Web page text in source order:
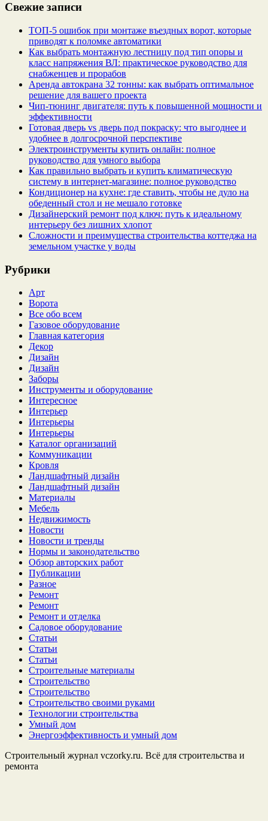
Свежие записи
ТОП-5 ошибок при монтаже въездных ворот, которые
приводят к поломке автоматики
Как выбрать монтажную лестницу под тип опоры и
класс напряжения ВЛ: практическое руководство для
снабженцев и прорабов
Аренда автокрана 32 тонны: как выбрать оптимальное
решение для вашего проекта
Чип‑тюнинг двигателя: путь к повышенной мощности и
эффективности
Готовая дверь vs дверь под покраску: что выгоднее и
удобнее в долгосрочной перспективе
Электроинструменты купить онлайн: полное
руководство для умного выбора
Как правильно выбрать и купить климатическую
систему в интернет‑магазине: полное руководство
Кондиционер на кухне: где ставить, чтобы не дуло на
обеденный стол и не мешало готовке
Дизайнерский ремонт под ключ: путь к идеальному
интерьеру без лишних хлопот
Сложности и преимущества строительства коттеджа на
земельном участке у воды
Рубрики
Арт
Ворота
Все обо всем
Газовое оборудование
Главная категория
Декор
Дизайн
Дизайн
Заборы
Инструменты и оборудование
Интересное
Интерьер
Интерьеры
Интерьеры
Каталог организаций
Коммуникации
Кровля
Ландшафтный дизайн
Ландшафтный дизайн
Материалы
Мебель
Недвижимость
Новости
Новости и тренды
Нормы и законодательство
Обзор авторских работ
Публикации
Разное
Ремонт
Ремонт
Ремонт и отделка
Садовое оборудование
Статьи
Статьи
Статьи
Строительные материалы
Строительство
Строительство
Строительство своими руками
Технологии строительства
Умный дом
Энергоэффективность и умный дом
Строительный журнал vczorky.ru. Всё для строительства и
ремонта